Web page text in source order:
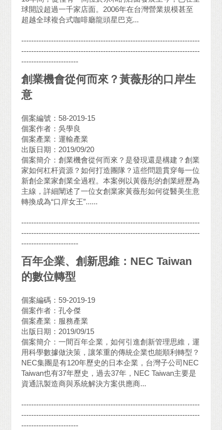
球開設超過一千家店面。2006年在台灣營業規模甚至
超越全球複合式咖啡廳龍頭星巴克...
------------------------------------------------------------------------
------------------------------------------------------------------------
-----------------------
創業機會從何而來？黃薇彤的口岸生
意
個案編號：58-2019-15
個案作者：吳學良
個案產業：運輸產業
出版日期：2019/09/20
個案簡介：創業機會從何而來？是發現還是構建？創業
家如何杠杆資源？如何打造團隊？這些問題貫穿每一位
新創企業家創業全過程。本案例以黃薇彤的創業經歷為
主線，詳細闡述了一位女創業家黃薇彤如何從醫美生意
轉換成為“口岸女王”......
------------------------------------------------------------------------
------------------------------------------------------------------------
-----------------------
百年企業、創新思維：NEC Taiwan
的數位轉型
個案編碼：59-2019-19
個案作者：孔令傑
個案產業：服務產業
出版日期：2019/09/15
個案簡介：一間百年企業，如何引進創新管理思維，運
用科學數據做決策，讓笨重的傳統企業也能順利轉型？
NEC集團是有120年歷史的日本企業，台灣子公司NEC
Taiwan也有37年歷史，過去37年，NEC Taiwan主要是
資通訊製造商與系統解決方案供應商...
------------------------------------------------------------------------
------------------------------------------------------------------------
-----------------------